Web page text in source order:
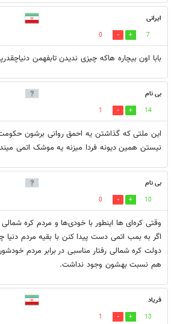
ایرانی
7
0
بابا اون بیچاره هاکه چیزی ندیدن تابفهمن
بی نام
14
1
این ملتی که گذاشتن یه احمق روانی برشون
نیستن همین دیونه فردا میزنه یه موشک اتمی
بی نام
10
0
وقتی کره‌ای ها اینطور با خودی‌ها و مردم کره
اگر به بمب اتمی دست پیدا کنن با بقیه مردم دنیا
دولت کره شمالی رفتار مناسبی در برابر مردم
هم نسبت بهشون وجود نداشت.
فریاد
13
1